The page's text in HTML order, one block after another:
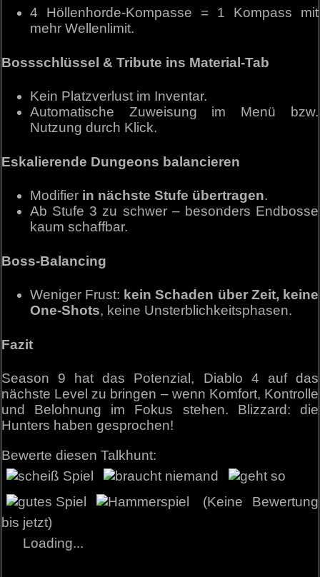
4 Höllenhorde-Kompasse = 1 Kompass mit
mehr Wellenlimit.
Bossschlüssel & Tribute ins Material-Tab
Kein Platzverlust im Inventar.
Automatische Zuweisung im Menü bzw.
Nutzung durch Klick.
Eskalierende Dungeons balancieren
Modifier in nächste Stufe übertragen.
Ab Stufe 3 zu schwer – besonders Endbosse
kaum schaffbar.
Boss-Balancing
Weniger Frust: kein Schaden über Zeit, keine
One-Shots, keine Unsterblichkeitsphasen.
Fazit
Season 9 hat das Potenzial, Diablo 4 auf das
nächste Level zu bringen – wenn Komfort, Kontrolle
und Belohnung im Fokus stehen. Blizzard: die
Hunters haben gesprochen!
Bewerte diesen Talkhunt:
(Keine Bewertung
bis jetzt)
Loading...